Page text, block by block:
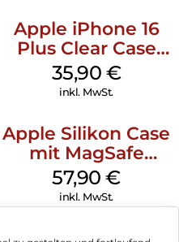
Apple iPhone 16
Plus Clear Case
MagSafe
Transparent
35,90 €
inkl. MwSt.
Apple Silikon Case
mit MagSafe
iPhone 14 Pro
(PRODUCT)RED
57,90€
inkl. MwSt.